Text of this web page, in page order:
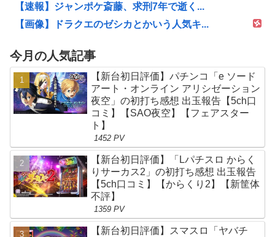
【速報】ジャンポケ斎藤、求刑7年で逝く...
【画像】ドラクエのゼシカとかいう人気キ...
今月の人気記事
【新台初日評価】パチンコ「e ソード
アート・オンライン アリシゼーション
夜空」の初打ち感想 出玉報告【5ch口
コミ】【SAO夜空】【フェアスター
ト】
1452 PV
【新台初日評価】「Lパチスロ からく
りサーカス2」の初打ち感想 出玉報告
【5ch口コミ】【からくり2】【新筐体
不評】
1359 PV
【新台初日評価】スマスロ「ヤバチ